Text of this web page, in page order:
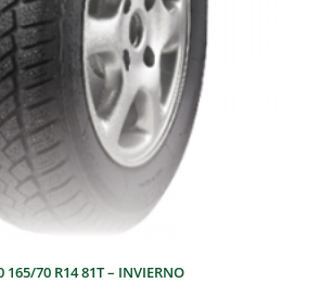
165/70 R14 81T – INVIERNO